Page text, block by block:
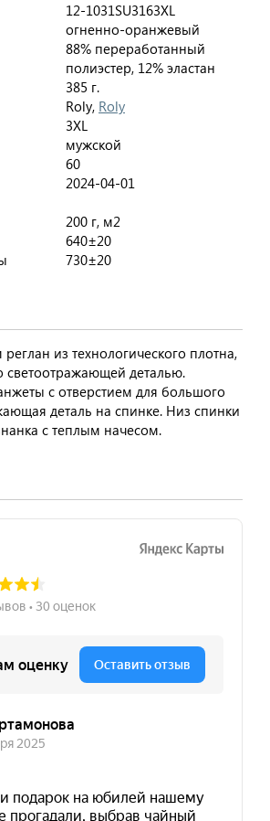
12-1031SU3163XL
огненно-оранжевый
88% переработанный
полиэстер, 12% эластан
385 г.
Roly, Roly
3XL
мужской
60
2024-04-01
200 г, м2
640±20
730±20
из технологического плотна,
светоотражающей деталью.
с отверстием для большого
деталь на спинке. Низ спинки
с теплым начесом.